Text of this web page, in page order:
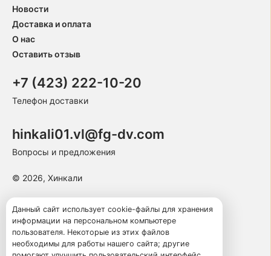
Новости
Доставка и оплата
О нас
Оставить отзыв
+7 (423) 222-10-20
Телефон доставки
hinkali01.vl@fg-dv.com
Вопросы и предложения
© 2026, Хинкали
Пользовательское соглашение
Политика конфиденциальности
Публичная оферта
Данный сайт использует cookie-файлы для хранения
информации на персональном компьютере
пользователя. Некоторые из этих файлов
необходимы для работы нашего сайта; другие